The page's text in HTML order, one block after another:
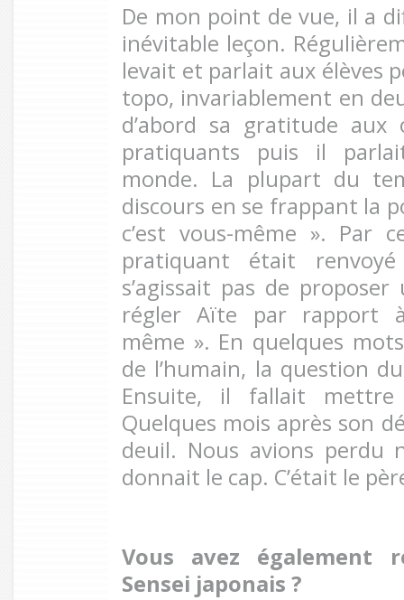
De mon point de vue, il a
inévitable leçon.
levait et parlait aux élèves
topo, invariablement en
d’abord sa gratitude aux
pratiquants puis il
monde. La plupart du
discours en se frappant la
c’est vous-même ». Par
pratiquant était
s’agissait pas de
régler Aïte par rapport
même ». En quelques
de l’humain, la question
Ensuite, il fallait
Quelques mois après son
deuil. Nous avions perdu
donnait le cap. C’était le
Vous avez également
Sensei japonais ?